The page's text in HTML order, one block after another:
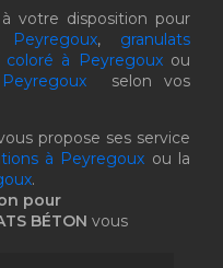
votre disposition pour
, granulats
coloré à Peyregouxou
selon vos
propose ses service
à Peyregoux ou la
.
pour
BÉTON vous